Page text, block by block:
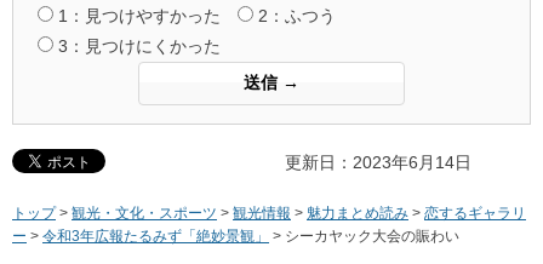
1：見つけやすかった
2：ふつう
3：見つけにくかった
更新日：2023年6月14日
トップ> 観光・文化・スポーツ > 観光情報 > 魅力まとめ読み > 恋するギャラリ
ー > 令和3年広報たるみず「絶妙景観」 > シーカヤック大会の賑わい